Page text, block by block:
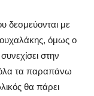
δεσμεύονται με
όμως ο
στην
τα παραπάνω
θα πάρει